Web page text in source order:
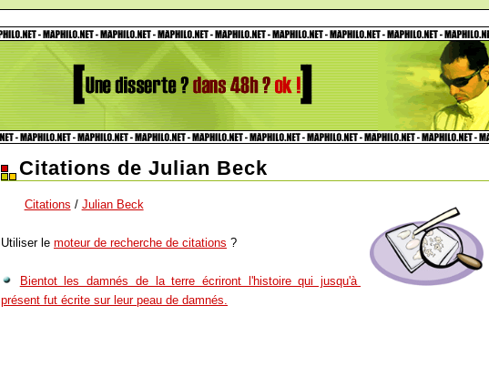
Citations de Julian Beck
Citations / Julian Beck
Utiliser le moteur de recherche de citations ?
Bientot les damnés de la terre écriront l'histoire qui jusqu'à
présent fut écrite sur leur peau de damnés.